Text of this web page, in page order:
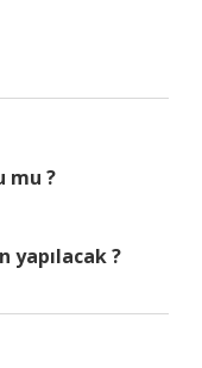
mu ?
yapılacak ?